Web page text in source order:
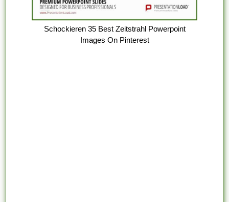
Schockieren 35 Best Zeitstrahl Powerpoint
Images On Pinterest